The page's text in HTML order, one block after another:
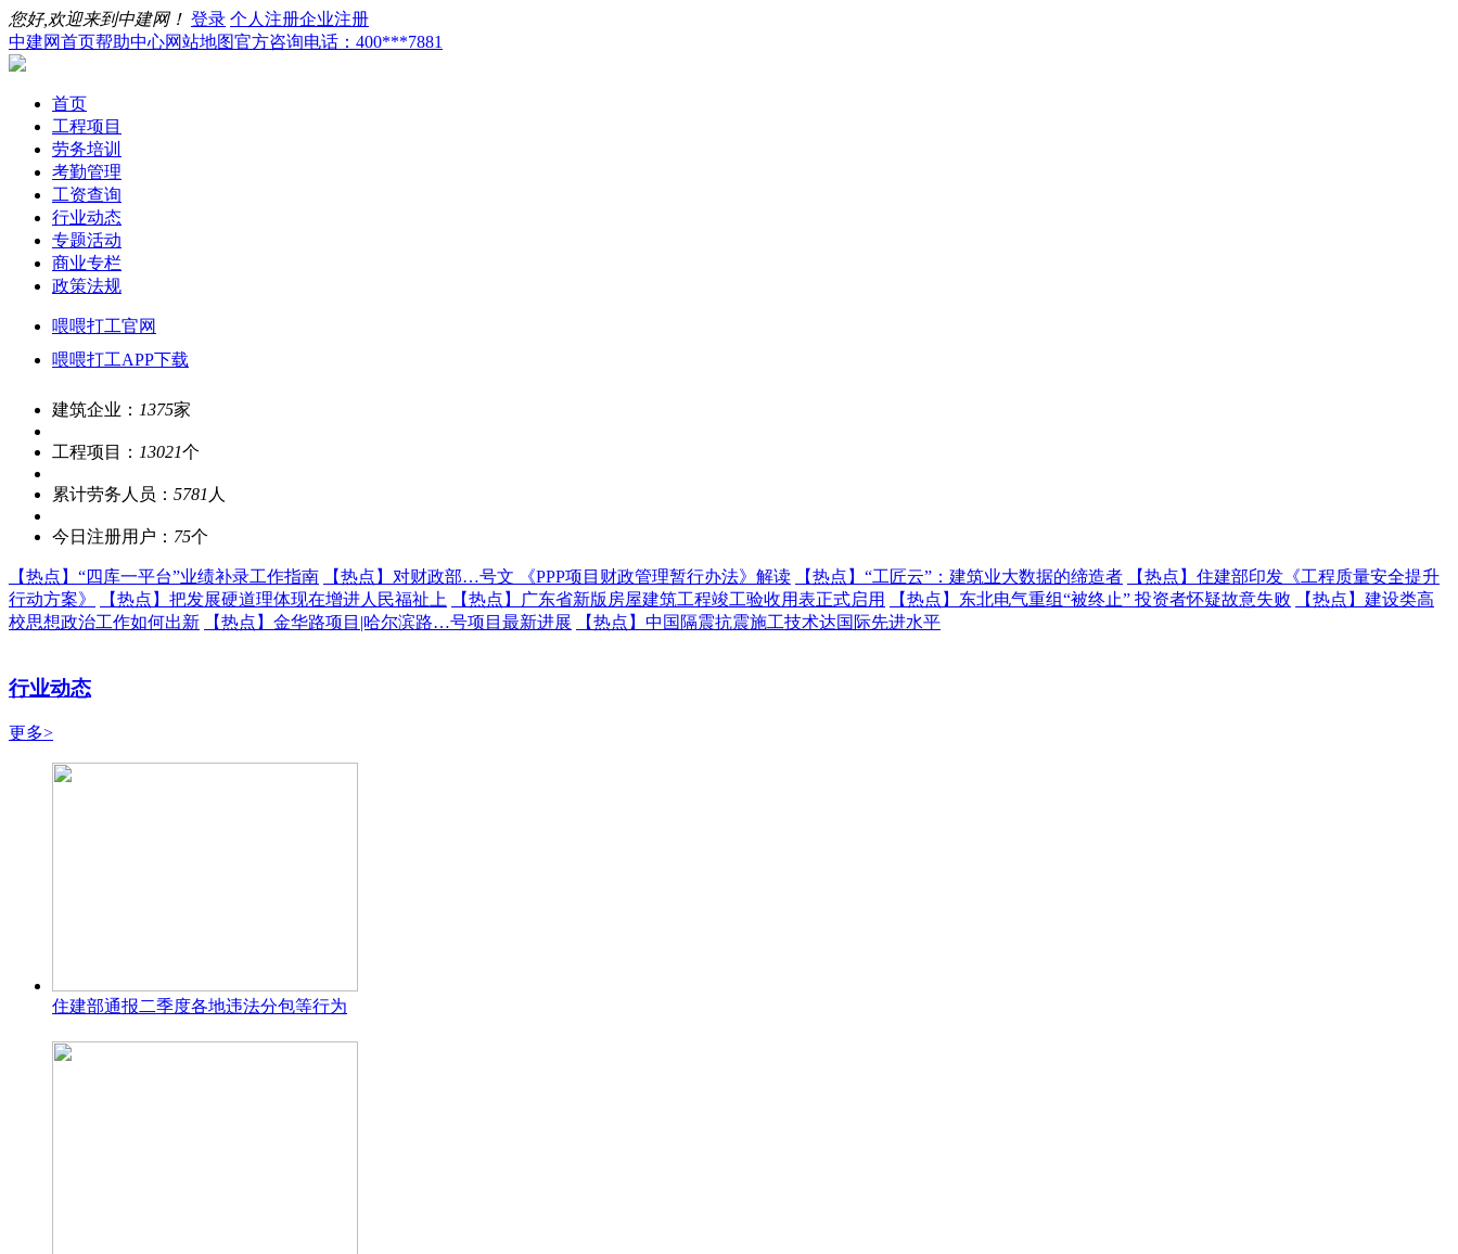
您好,欢迎来到中建网！ 登录 个人注册企业注册
中建网首页帮助中心网站地图官方咨询电话：400***7881
首页
工程项目
劳务培训
考勤管理
工资查询
行业动态
专题活动
商业专栏
政策法规
喂喂打工官网
喂喂打工APP下载
建筑企业： 1375家
工程项目： 13021个
累计劳务人员： 5781 人
今日注册用户： 75个
【热点】 “四库一平台”业绩补录工作指南 【热点】 对财政部…号文 《PPP项目财政管理暂行办法》解读 【热点】 “工匠云”：建筑业大数据的缔造者 【热点】 住建部印发《工程质量安全提升
行动方案》
【热点】 把发展硬道理体现在增进人民福祉上 【热点】 广东省新版房屋建筑工程竣工验收用表正式启用 【热点】 东北电气重组“被终止” 投资者怀疑故意失败 【热点】 建设类高
校思想政治工作如何出新
【热点】 金华路项目|哈尔滨路…号项目最新进展 【热点】 中国隔震抗震施工技术达国际先进水平
行业动态
更多>
住建部通报二季度各地违法分包等行为